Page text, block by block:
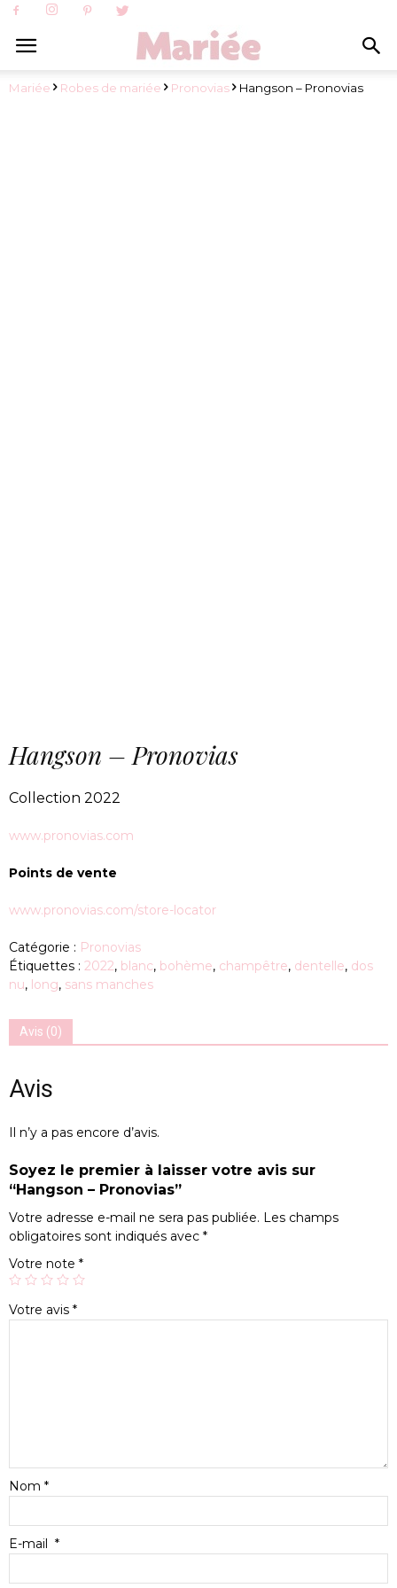
Mariée Robes de mariée Pronovias Hangson – Pronovias
Hangson – Pronovias
Collection 2022
www.pronovias.com
Points de vente
www.pronovias.com/store-locator
Catégorie : Pronovias
Étiquettes : 2022, blanc, bohème, champêtre, dentelle, dos
nu, long, sans manches
Avis (0)
Avis
Il n’y a pas encore d’avis.
Soyez le premier à laisser votre avis sur
“Hangson – Pronovias”
Votre adresse e-mail ne sera pas publiée. Les champs
obligatoires sont indiqués avec *
Votre note *
Votre avis *
Nom *
E-mail *